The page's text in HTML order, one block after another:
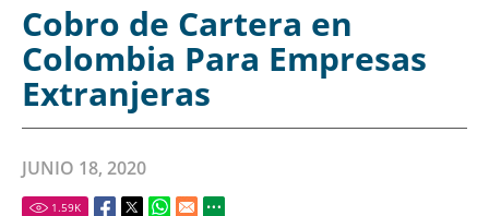
Cobro de Cartera en
Colombia Para Empresas
Extranjeras
JUNIO 18, 2020
1.59K